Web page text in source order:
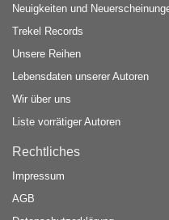
Neuigkeiten und
Trekel Records
Unsere Reihen
Lebensdaten unserer Autoren
Wir über uns
Liste vorrätiger Autoren
Rechtliches
Impressum
AGB